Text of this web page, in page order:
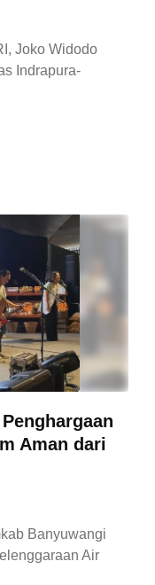
Joko Widodo
Indrapura-
Aman dari
Banyuwangi
Air